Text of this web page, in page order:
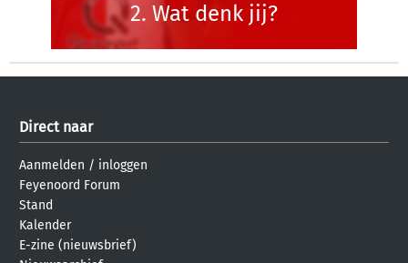
2. Wat denk jij?
Direct naar
Aanmelden / inloggen
Feyenoord Forum
Stand
Kalender
E-zine (nieuwsbrief)